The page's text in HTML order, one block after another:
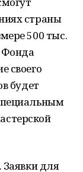
страны
500 тыс.
Фонда
своего
будет
Заявки для